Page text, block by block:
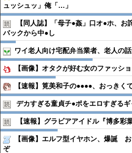
ュッシュッ」俺「…」
【同人誌】「母子●︎姦」口オ●︎ホ、
バックから中●︎し
ワイ老人向け宅配弁当業者、老人の
【画像】オタクが好む女のファッシ
【速報】筧美和子の●●●●、おっきく
デカすぎる童貞チ●︎ポをエロすぎる
【速報】グラビアアイドル『博多彩
【画像】エルフ型イヤホン、爆誕
ぞ